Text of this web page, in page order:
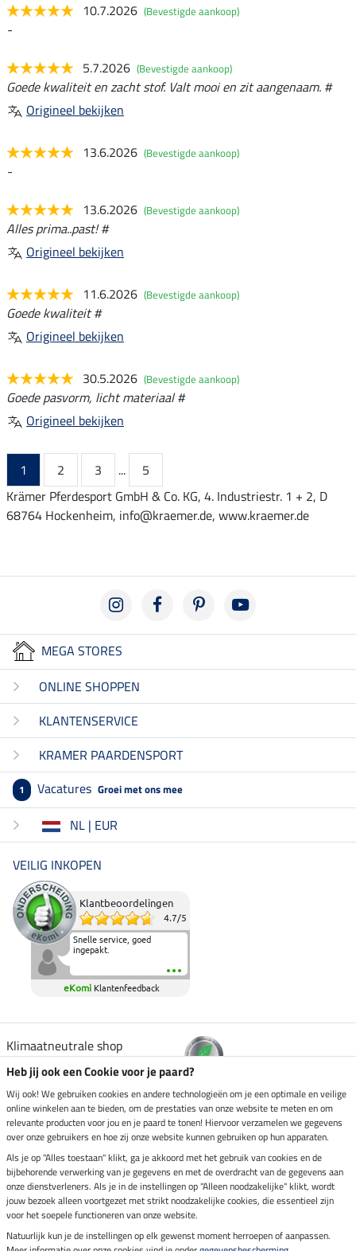
10.7.2026 (Bevestigde aankoop)
-
5.7.2026 (Bevestigde aankoop)
Goede kwaliteit en zacht stof. Valt mooi en zit aangenaam. #
Origineel bekijken
13.6.2026 (Bevestigde aankoop)
-
13.6.2026 (Bevestigde aankoop)
Alles prima..past! #
Origineel bekijken
11.6.2026 (Bevestigde aankoop)
Goede kwaliteit #
Origineel bekijken
30.5.2026 (Bevestigde aankoop)
Goede pasvorm, licht materiaal #
Origineel bekijken
1 2 3 ...
5
Krämer Pferdesport GmbH & Co. KG, 4. Industriestr. 1 + 2, D
68764 Hockenheim, info@kraemer.de, www.kraemer.de
MEGA STORES
ONLINE SHOPPEN
KLANTENSERVICE
KRAMER PAARDENSPORT
1 Vacatures Groei met ons mee
NL | EUR
VEILIG INKOPEN
Klantbeoordelingen
4.7/5
Snelle service, goed
ingepakt.
eKomi Klantenfeedback
Klimaatneutrale shop
Verzending per
Veilig betalen met
Impressum
Heb jij ook een Cookie voor je paard?
Wij ook! We gebruiken cookies en andere technologieën om je een optimale en veilige
online winkelen aan te bieden, om de prestaties van onze website te meten en om
relevante producten voor jou en je paard te tonen! Hiervoor verzamelen we gegevens
over onze gebruikers en hoe zij onze website kunnen gebruiken op hun apparaten.
Als je op "Alles toestaan" klikt, ga je akkoord met het gebruik van cookies en de
bijbehorende verwerking van je gegevens en met de overdracht van de gegevens aan
onze dienstverleners. Als je in de instellingen op "Alleen noodzakelijke" klikt, wordt
jouw bezoek alleen voortgezet met strikt noodzakelijke cookies, die essentieel zijn
voor het soepele functioneren van onze website.
Natuurlijk kun je de instellingen op elk gewenst moment herroepen of aanpassen.